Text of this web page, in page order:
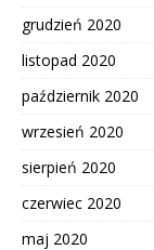
grudzień 2020
listopad 2020
październik 2020
wrzesień 2020
sierpień 2020
czerwiec 2020
maj 2020